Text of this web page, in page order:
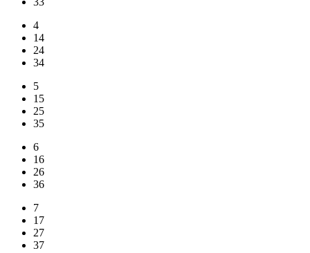
4
14
24
34
5
15
25
35
6
16
26
36
7
17
27
37